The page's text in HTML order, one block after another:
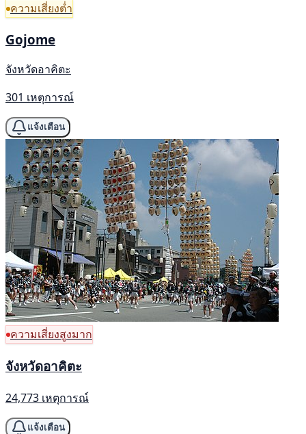
ความเสี่ยงต่ำ
Gojome
จังหวัดอาคิตะ
301 เหตุการณ์
แจ้งเตือน
ความเสี่ยงสูงมาก
จังหวัดอาคิตะ
24,773 เหตุการณ์
แจ้งเตือน